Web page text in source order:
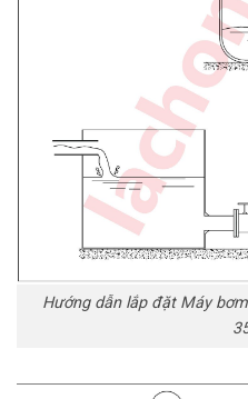
Hướng dẫn lắp đặt Máy